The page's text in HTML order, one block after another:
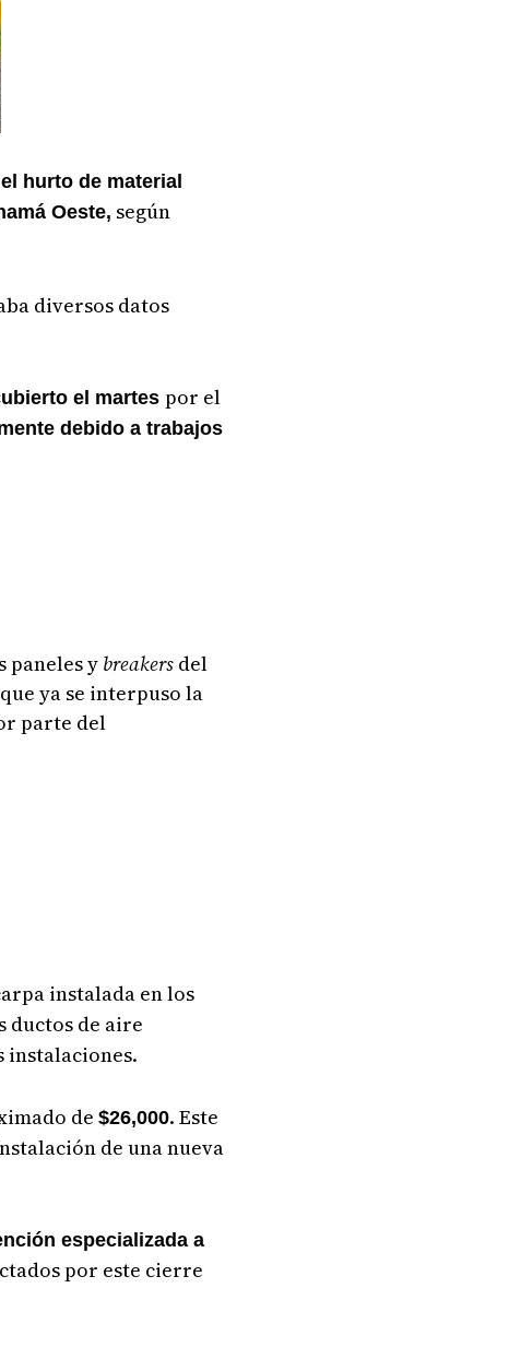
hurto de material
Oeste, según
diversos datos
el martespor el
debido a trabajos
paneles ybreakers del
ya se interpuso la
parte del
instalada en los
ductos de aire
instalaciones.
de$26,000. Este
de una nueva
especializada a
por este cierre